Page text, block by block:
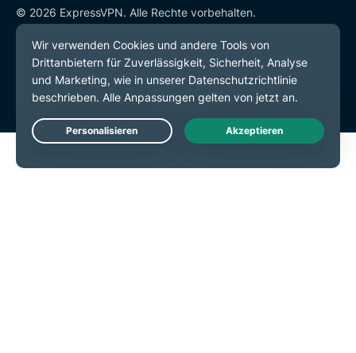
© 2026 ExpressVPN. Alle Rechte vorbehalten.
Datenschutzrichtlinie
Servicebedingungen
Cookie-Einstellungen
Live Chat